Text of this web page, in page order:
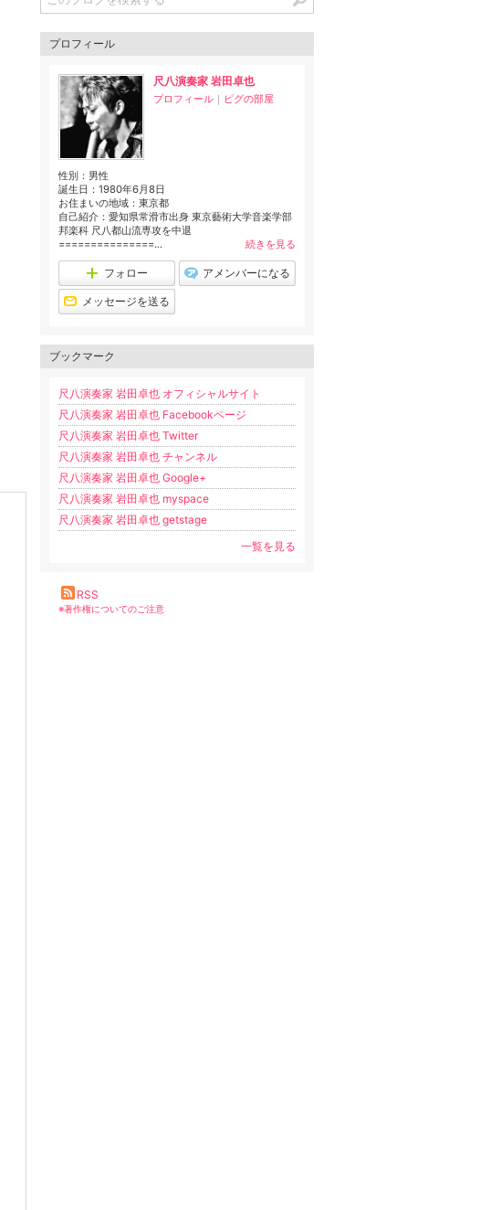
プロフィール
尺八演奏家 岩田卓也
プロフィール ｜ ピグの部屋
性別： 男性
誕生日： 1980年6月8日
お住まいの地域： 東京都
自己紹介：愛知県常滑市出身 東京藝術大学音楽学部
邦楽科 尺八都山流専攻を中退
===============...
続きを見る
フォロー アメンバーになる
メッセージを送る
ブックマーク
尺八演奏家 岩田卓也 オフィシャルサイト
尺八演奏家 岩田卓也 Facebookページ
尺八演奏家 岩田卓也 Twitter
尺八演奏家 岩田卓也 チャンネル
尺八演奏家 岩田卓也 Google+
尺八演奏家 岩田卓也 myspace
尺八演奏家 岩田卓也 getstage
一覧を見る
RSS
※著作権についてのご注意